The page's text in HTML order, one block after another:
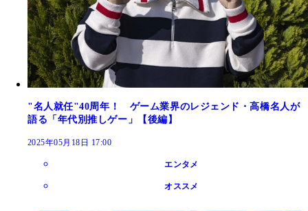
"名人就任"40周年！ ゲーム業界のレジェンド・高橋名人が
語る「年代別推しゲー」【後編】
2025年05月18日 17:00
エンタメ
オススメ